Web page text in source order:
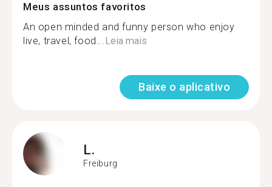
Meus assuntos favoritos
An open minded and funny person who enjoy
live, travel, food...Leia mais
Baixe o aplicativo
L.
Freiburg